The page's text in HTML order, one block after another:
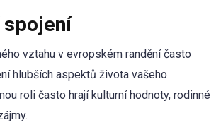
spojení
vztahu v evropském randění často
hlubších aspektů života vašeho
roli často hrají kulturní hodnoty, rodinné